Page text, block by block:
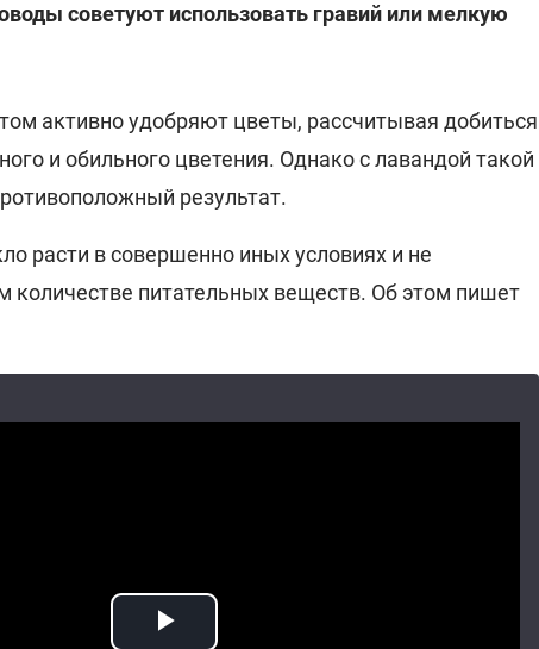
советуют использовать гравий или мелкую
активно удобряют цветы, рассчитывая добиться
и обильного цветения. Однако с лавандой такой
результат.
расти в совершенно иных условиях и не
количестве питательных веществ. Об этом пишет